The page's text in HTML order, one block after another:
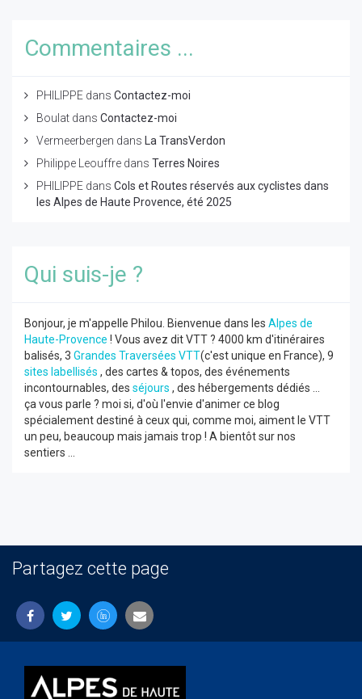
Commentaires ...
PHILIPPE dans Contactez-moi
Boulat dans Contactez-moi
Vermeerbergen dans
La TransVerdon
Philippe Leouffre dans Terres Noires
PHILIPPE dans Cols et Routes réservés aux cyclistes dans
les Alpes de Haute Provence, été 2025
Qui suis-je ?
Bonjour, je m'appelle Philou. Bienvenue dans les Alpes de
Haute-Provence ! Vous avez dit VTT ? 4000 km d'itinéraires
balisés, 3 Grandes Traversées VTT(c'est unique en France), 9
sites labellisés , des cartes & topos, des événements
incontournables, des séjours , des hébergements dédiés ...
ça vous parle ? moi si, d'où l'envie d'animer ce blog
spécialement destiné à ceux qui, comme moi, aiment le VTT
un peu, beaucoup mais jamais trop ! A bientôt sur nos
sentiers ...
Partagez cette page